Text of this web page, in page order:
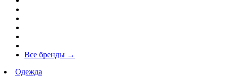
Все бренды →
Одежда